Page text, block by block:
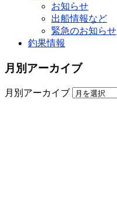
お知らせ
出船情報など
緊急のお知らせ
釣果情報
月別アーカイブ
月別アーカイブ